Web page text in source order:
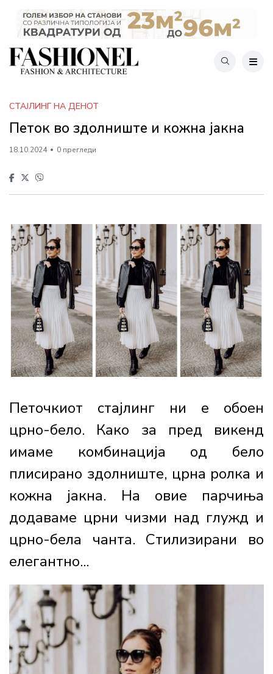
СТАЈЛИНГ НА ДЕНОТ
Петок во здолниште и кожна јакна
18.10.2024 0 прегледи
Петочкиот стајлинг ни е обоен
црно-бело. Како за пред викенд
имаме комбинација од бело
плисирано здолниште, црна ролка и
кожна јакна. На овие парчиња
додаваме црни чизми над глужд и
црно-бела чанта. Стилизирани во
елегантно...